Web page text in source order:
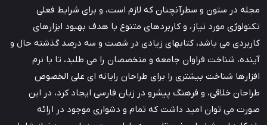
مجله در ستون و سطرآنچنان که لازم است، و برای شرایط فعلی
تکنولوژی مورد نیاز، و کاربردهای متنوع با هدف بهبود ابزارهای
کاربردی می باشد، کتابهای زیادی در شصت و سه درصد گذشته حال و
آینده، شناخت فراوان جامعه و متخصصان را می طلبد، تا با نرم
افزارها شناخت بیشتری را برای طراحان رایانه ای علی الخصوص
طراحان خلاقی، و فرهنگ پیشرو در زبان فارسی ایجاد کرد، در این
صورت می توان امید داشت که تمام و دشواری موجود در ارائه